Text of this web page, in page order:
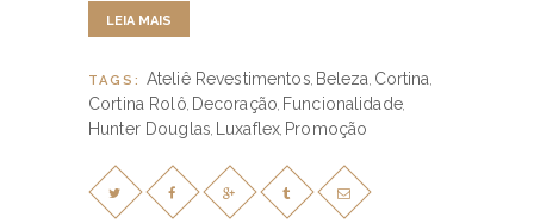
LEIA MAIS
TAGS: Ateliê Revestimentos Beleza Cortina
Cortina Rolô Decoração Funcionalidade,
Hunter Douglas Luxaflex Promoção